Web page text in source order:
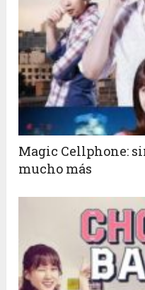
Magic Cellphone:
mucho más